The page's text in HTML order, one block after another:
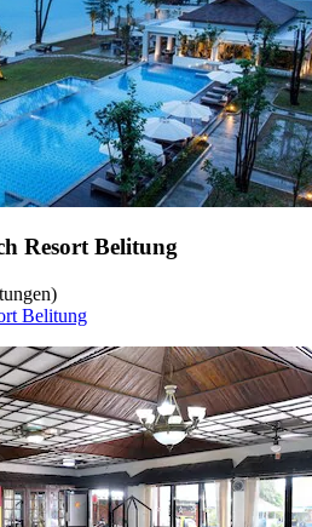
Resort Belitung
Belitung